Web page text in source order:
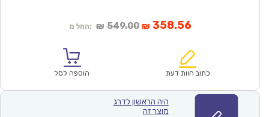
החל מ: ₪ 549.00המחיר
₪549.00.
₪ 358.56המחיר
הוא:
כתוב חוות דעת הוספה לסל
היה הראשון לדרג
מוצר זה